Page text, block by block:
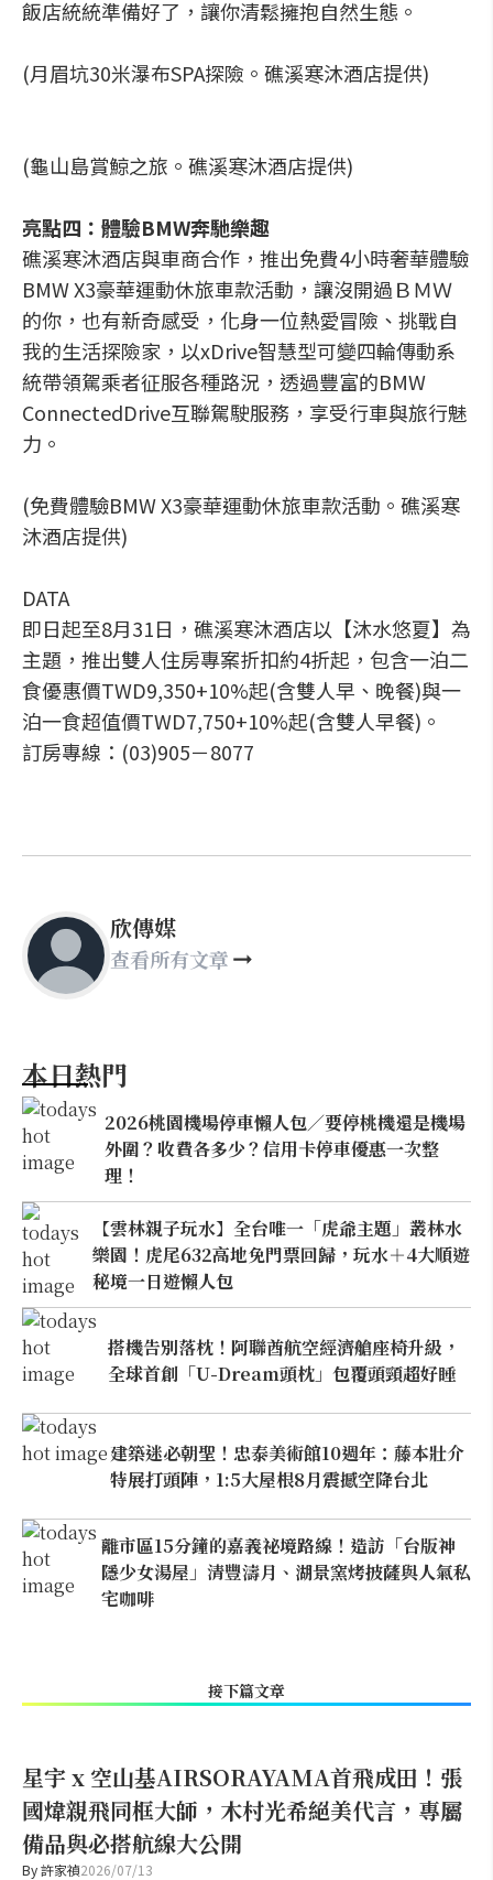
飯店統統準備好了，讓你清鬆擁抱自然生態。
(月眉坑30米瀑布SPA探險。礁溪寒沐酒店提供)
(龜山島賞鯨之旅。礁溪寒沐酒店提供)
亮點四：體驗BMW奔馳樂趣
礁溪寒沐酒店與車商合作，推出免費4小時奢華體驗
BMW X3豪華運動休旅車款活動，讓沒開過ＢＭＷ
的你，也有新奇感受，化身一位熱愛冒險、挑戰自
我的生活探險家，以xDrive智慧型可變四輪傳動系
統帶領駕乘者征服各種路況，透過豐富的BMW
ConnectedDrive互聯駕駛服務，享受行車與旅行魅
力。
(免費體驗BMW X3豪華運動休旅車款活動。礁溪寒
沐酒店提供)
DATA
即日起至8月31日，礁溪寒沐酒店以【沐水悠夏】為
主題，推出雙人住房專案折扣約4折起，包含一泊二
食優惠價TWD9,350+10%起(含雙人早、晚餐)與一
泊一食超值價TWD7,750+10%起(含雙人早餐)。
訂房專線：(03)905－8077
欣傳媒
查看所有文章
本日熱門
2026桃園機場停車懶人包／要停桃機還是機場
外圍？收費各多少？信用卡停車優惠一次整
理！
【雲林親子玩水】全台唯一「虎爺主題」叢林水
樂園！虎尾632高地免門票回歸，玩水＋4大順遊
秘境一日遊懶人包
搭機告別落枕！阿聯酋航空經濟艙座椅升級，
全球首創「U-Dream頭枕」包覆頭頸超好睡
建築迷必朝聖！忠泰美術館10週年：藤本壯介
特展打頭陣，1:5大屋根8月震撼空降台北
離市區15分鐘的嘉義祕境路線！造訪「台版神
隱少女湯屋」清豐濤月、湖景窯烤披薩與人氣私
宅咖啡
接下篇文章
星宇 x 空山基AIRSORAYAMA首飛成田！張
國煒親飛同框大師，木村光希絕美代言，專屬
備品與必搭航線大公開
By許家禎2026/07/13